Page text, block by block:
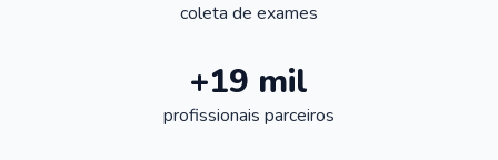
coleta de exames
+19 mil
profissionais parceiros